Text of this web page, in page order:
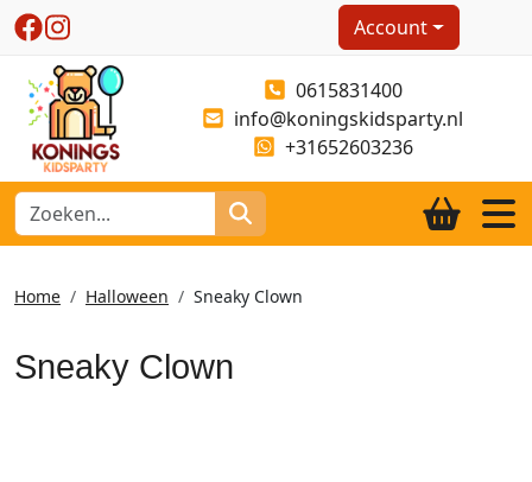
Account
0615831400
info@koningskidsparty.nl
+31652603236
Home Halloween Sneaky Clown
Sneaky Clown